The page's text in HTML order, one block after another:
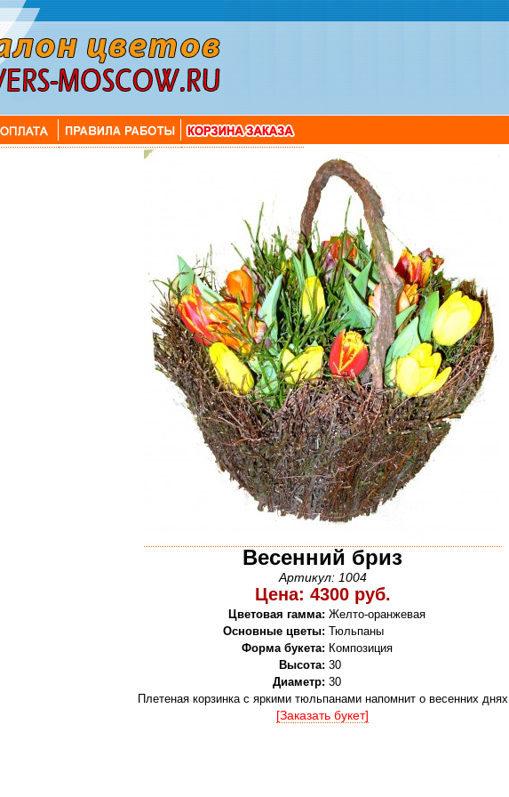
Весенний бриз
Артикул: 1004
Цена: 4300 руб.
Цветовая гамма: Желто-оранжевая
Основные цветы: Тюльпаны
Форма букета: Композиция
Высота: 30
Диаметр: 30
Плетеная корзинка с яркими тюльпанами напомнит о весенних днях
[Заказать букет]